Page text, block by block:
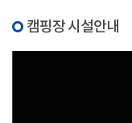
캠핑장 시설안내